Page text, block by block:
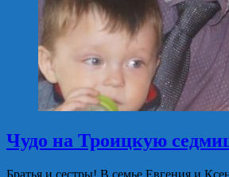
Чудо на Троицкую
Братья и сестры! В семье Евгения и